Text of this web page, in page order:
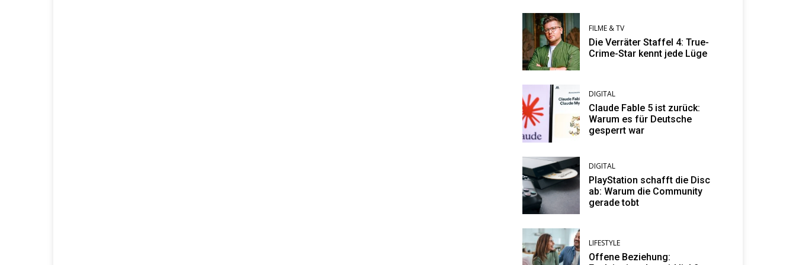
FILME & TV
Die Verräter Staffel 4: True-
Crime-Star kennt jede Lüge
DIGITAL
Claude Fable 5 ist zurück:
Warum es für Deutsche
gesperrt war
DIGITAL
PlayStation schafft die Disc
ab: Warum die Community
gerade tobt
LIFESTYLE
Offene Beziehung: